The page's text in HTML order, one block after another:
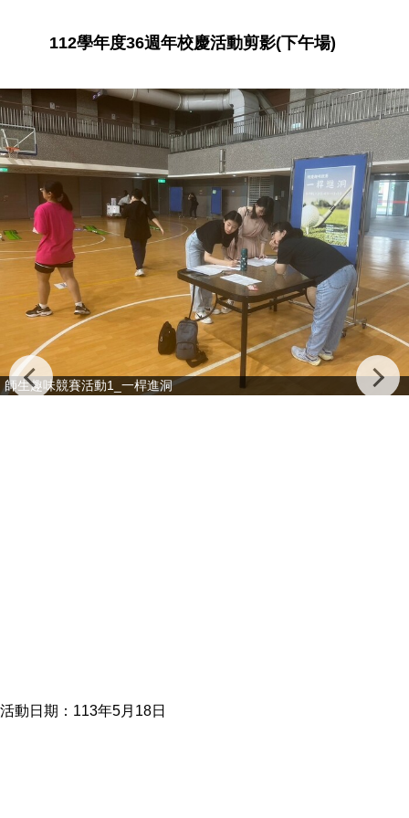
112學年度36週年校慶活動剪影(下午場)
師生趣味競賽活動1_一桿進洞
活動日期：113年5月18日